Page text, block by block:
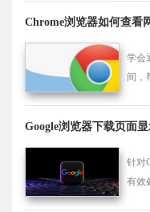
Chrome浏览器如何查看
学会
间，
Google浏览器下载页面
针对
有效